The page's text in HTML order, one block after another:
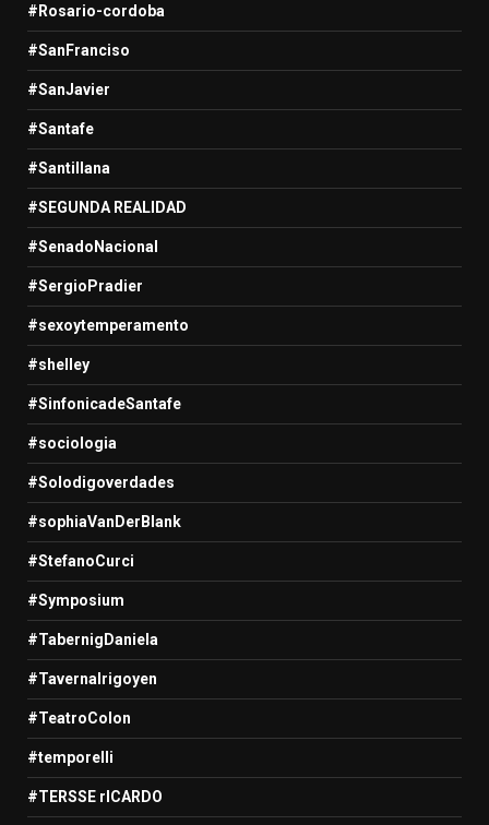
#Rosario-cordoba
#SanFranciso
#SanJavier
#Santafe
#Santillana
#SEGUNDA REALIDAD
#SenadoNacional
#SergioPradier
#sexoytemperamento
#shelley
#SinfonicadeSantafe
#sociologia
#Solodigoverdades
#sophiaVanDerBlank
#StefanoCurci
#Symposium
#TabernigDaniela
#TavernaIrigoyen
#TeatroColon
#temporelli
#TERSSE rICARDO